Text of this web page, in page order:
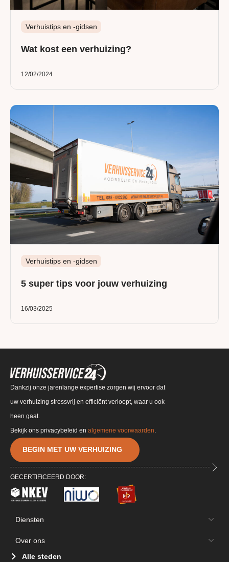
Verhuistips en -gidsen
Wat kost een verhuizing?
12/02/2024
Verhuistips en -gidsen
5 super tips voor jouw verhuizing
16/03/2025
Dankzij onze jarenlange expertise zorgen wij ervoor dat
uw verhuizing stressvrij en efficiënt verloopt, waar u ook
heen gaat.
BEGIN MET UW VERHUIZING
GECERTIFICEERD DOOR:
Diensten
Over ons
Alle steden
Bekijk ons privacybeleid en algemene voorwaarden